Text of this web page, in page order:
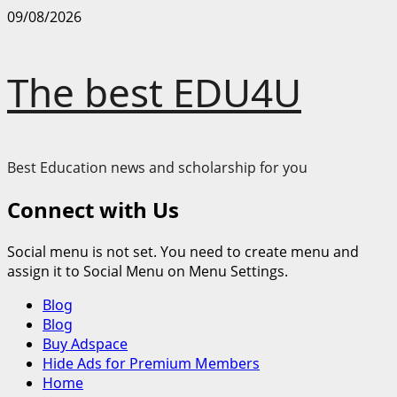
Skip
09/08/2026
The best EDU4U
Best Education news and scholarship for you
Connect with Us
Social menu is not set. You need to create menu and
assign it to Social Menu on Menu Settings.
Primary
Menu
Blog
Blog
Buy Adspace
Hide Ads for Premium Members
Home